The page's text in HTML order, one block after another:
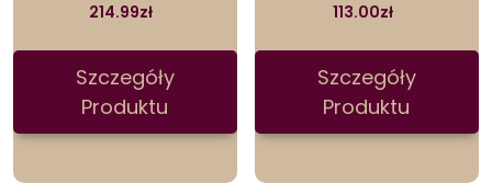
214.99zł
Szczegóły
Produktu
113.00zł
Szczegóły
Produktu